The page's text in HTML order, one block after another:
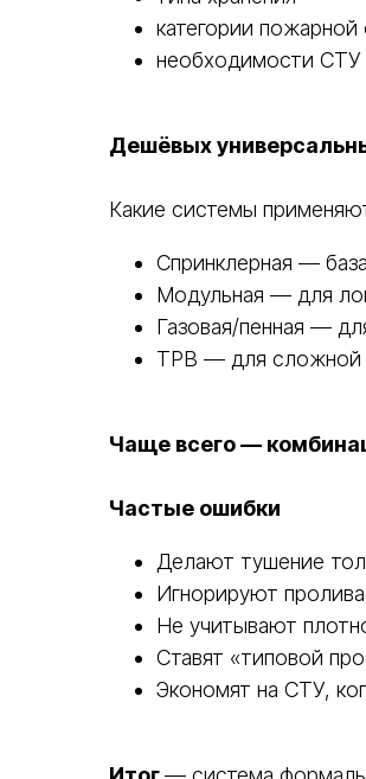
категории пожарной
необходимости СТУ
Дешёвых
Какие системы
Спринклерная —
Модульная — для
Газовая/пенная —
ТРВ — для сложной
Чаще всего —
Частые ошибки
Делают тушение
Игнорируют
Не учитывают
Ставят «типовой
Экономят на СТУ,